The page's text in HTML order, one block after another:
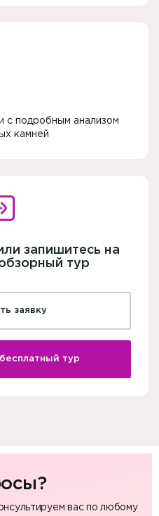
с подробным анализом
камней
запишитесь на
тур
заявку
тур
вас по любому